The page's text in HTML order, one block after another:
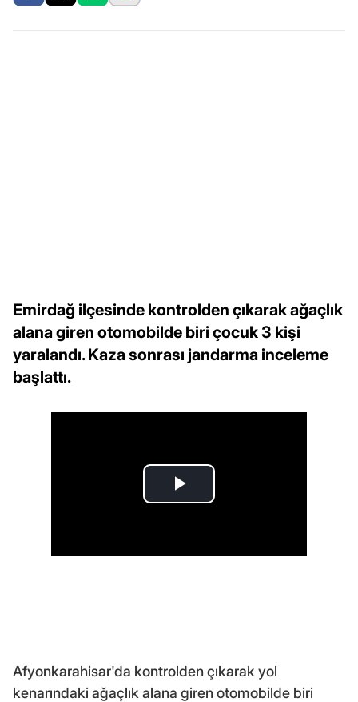
Emirdağ ilçesinde kontrolden çıkarak ağaçlık
alana giren otomobilde biri çocuk 3 kişi
yaralandı. Kaza sonrası jandarma inceleme
başlattı.
Afyonkarahisar'da kontrolden çıkarak yol
kenarındaki ağaçlık alana giren otomobilde biri